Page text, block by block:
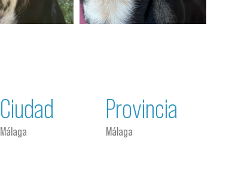
Ciudad
Málaga
Provincia
Málaga